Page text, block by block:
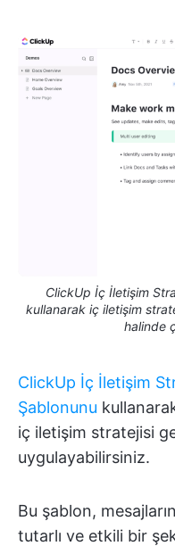
ClickUp İç İletişim
kullanarak iç iletişim
halinde
ClickUp İç İletişim
Şablonunu
iç iletişim stratejisi
uygulayabilirsiniz.
Bu şablon,
tutarlı ve etkili bir